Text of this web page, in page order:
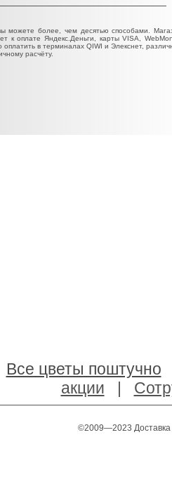
можете более, чем десятью способами.
к оплате Яндекс.Деньги, карты VISA,
в терминалах QIWI и Элекснет,
расчёту.
Все цветы поштучно
акции |
©2009—2023 Доставка